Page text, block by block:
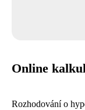
Online
Rozhodování o